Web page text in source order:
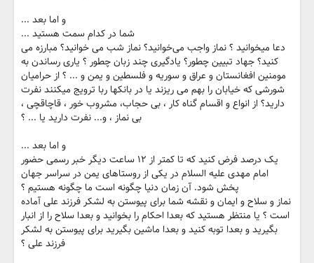
و اما بعد ...
شما در کدام سمت هستید ...
دعا میخوانید ؟‌ نماز واجب می‌خوانید؟ نماز شب می خوانید؟ مبارزه می
کنید؟‌ جهاد تبیین چطور؟ یادگیری چند زبان چطور ؟‌ یاری رساندن به
مومنین افغانستان و عراق و سوریه و فلسطین و یمن و ... ؟ از حرامیان
شورشی که خیابان را بهم می ریزند یا در بانکها ربا ترویج میکنند نفرت
دارید؟ از انواع و اقسام گناه کار ، بی حجاب، مشروب خور ، قاچاقچی ،
بی نماز ، و... نفرت دارید یا ... ؟
و اما بعد ...
یک درصد فرض کنید که تا کمتر از ۱۲ ساعت دیگر خبر رسمی حضور
امام مهدی علیه السلام در یکی از روستاهای یمن در سراسر جهان
پخش شود. آن زمان دنیا چگونه است ما چگونه هستیم ؟‌
نماز و سلاح و ایمان و نقشه شما برای پیوستن به لشکر فرزند علی آماده
است ؟ یا منتظر هستید که بعدا احکام را بخوانید و بعدا سلاح را از انبار
بگیرید و بعدا توبه کنید و بعدا ماشین بگیرید برای پیوستن به لشکر
فرزند علی ؟